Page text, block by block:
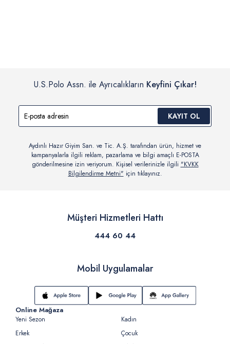
U.S.Polo Assn. ile Ayrıcalıkların Keyfini Çıkar!
KAYIT OL
Aydınlı Hazır Giyim San. ve Tic. A.Ş. tarafından ürün, hizmet ve
kampanyalarla ilgili reklam, pazarlama ve bilgi amaçlı E-POSTA
gönderilmesine izin veriyorum. Kişisel verilerinizle ilgili "KVKK
Bilgilendirme Metni" için tıklayınız.
Müşteri Hizmetleri Hattı
444 60 44
Mobil Uygulamalar
Online Mağaza
Yeni Sezon
Kadın
Erkek
Çocuk